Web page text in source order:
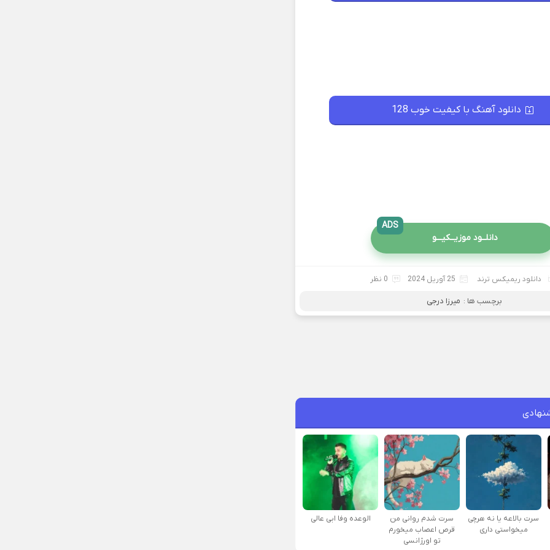
دانلود آهنگ با کیفیت خوب 128
دانلــود موزیــکیـــو
ADS
دانلود ریمیکس ترند 25 آوریل 2024 0 نظر
برچسب ها : میرزا درجی
سرت بالاعه یا نه هرچی
میخواستی داری
سرت شدم روانی من
قرص اعصاب میخورم
تو اورژانسی
الوعده وفا ابی عالی